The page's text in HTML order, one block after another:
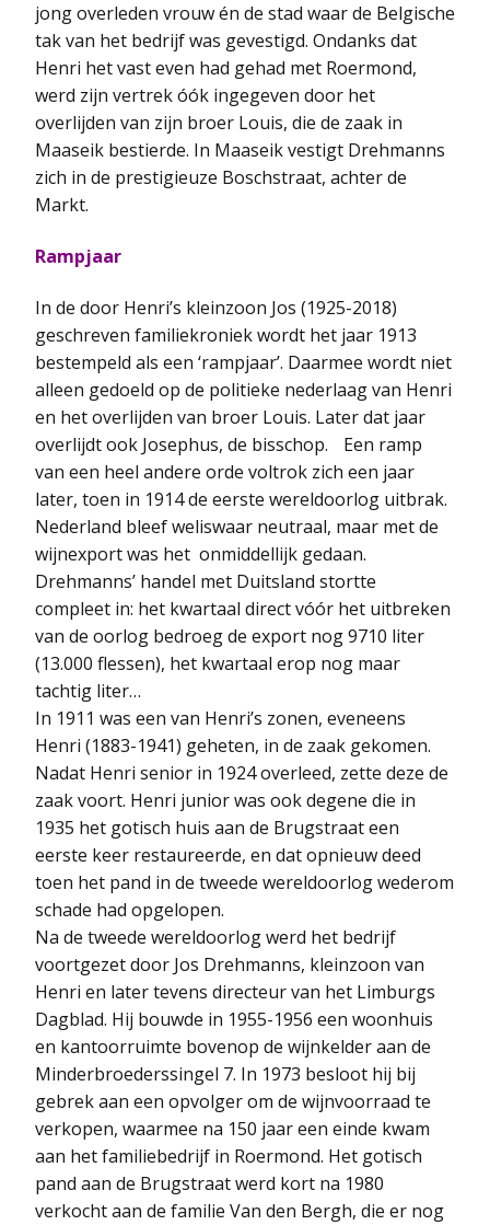
jong overleden vrouw én de stad waar de Belgische
tak van het bedrijf was gevestigd. Ondanks dat
Henri het vast even had gehad met Roermond,
werd zijn vertrek óók ingegeven door het
overlijden van zijn broer Louis, die de zaak in
Maaseik bestierde. In Maaseik vestigt Drehmanns
zich in de prestigieuze Boschstraat, achter de
Markt.
Rampjaar
In de door Henri’s kleinzoon Jos (1925-2018)
geschreven familiekroniek wordt het jaar 1913
bestempeld als een ‘rampjaar’. Daarmee wordt niet
alleen gedoeld op de politieke nederlaag van Henri
en het overlijden van broer Louis. Later dat jaar
overlijdt ook Josephus, de bisschop. Een ramp
van een heel andere orde voltrok zich een jaar
later, toen in 1914 de eerste wereldoorlog uitbrak.
Nederland bleef weliswaar neutraal, maar met de
wijnexport was het onmiddellijk gedaan.
Drehmanns’ handel met Duitsland stortte
compleet in: het kwartaal direct vóór het uitbreken
van de oorlog bedroeg de export nog 9710 liter
(13.000 flessen), het kwartaal erop nog maar
tachtig liter…
In 1911 was een van Henri’s zonen, eveneens
Henri (1883-1941) geheten, in de zaak gekomen.
Nadat Henri senior in 1924 overleed, zette deze de
zaak voort. Henri junior was ook degene die in
1935 het gotisch huis aan de Brugstraat een
eerste keer restaureerde, en dat opnieuw deed
toen het pand in de tweede wereldoorlog wederom
schade had opgelopen.
Na de tweede wereldoorlog werd het bedrijf
voortgezet door Jos Drehmanns, kleinzoon van
Henri en later tevens directeur van het Limburgs
Dagblad. Hij bouwde in 1955-1956 een woonhuis
en kantoorruimte bovenop de wijnkelder aan de
Minderbroederssingel 7. In 1973 besloot hij bij
gebrek aan een opvolger om de wijnvoorraad te
verkopen, waarmee na 150 jaar een einde kwam
aan het familiebedrijf in Roermond. Het gotisch
pand aan de Brugstraat werd kort na 1980
verkocht aan de familie Van den Bergh, die er nog